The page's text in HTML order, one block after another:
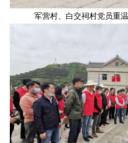
军营村、白交祠村党员重